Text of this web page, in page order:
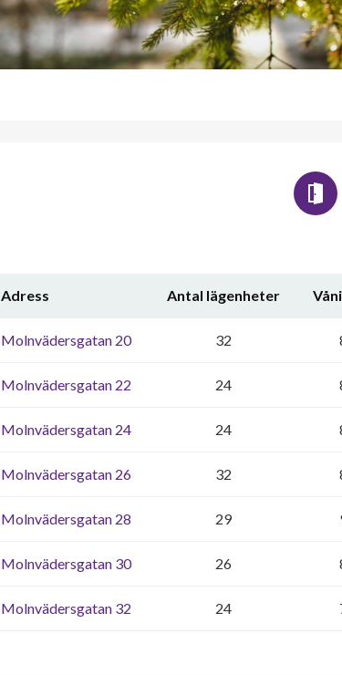
Adress Antal lägenheter
Molnvädersgatan 20 32
Molnvädersgatan 22 24
Molnvädersgatan 24 24
Molnvädersgatan 26 32
Molnvädersgatan 28 29
Molnvädersgatan 30 26
Molnvädersgatan 32 24